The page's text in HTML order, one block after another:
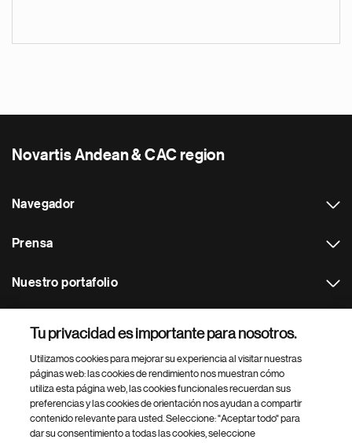
Novartis Andean & CAC region
Navegador
Prensa
Nuestro portafolio
Footer Site Search
Tu privacidad es importante para nosotros.
Utilizamos cookies para mejorar su experiencia al visitar nuestras
páginas web: las cookies de rendimiento nos muestran cómo
utiliza esta página web, las cookies funcionales recuerdan sus
preferencias y las cookies de orientación nos ayudan a compartir
contenido relevante para usted. Seleccione: "Aceptar todo" para
dar su consentimiento a todas las cookies, seleccione